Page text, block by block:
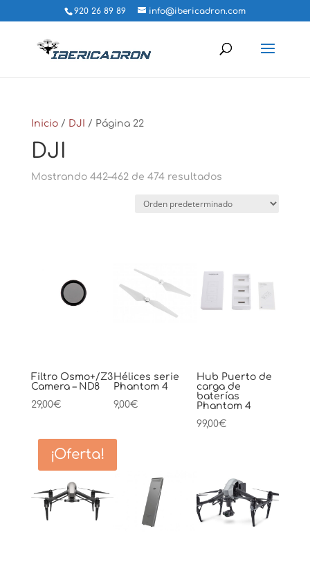
920 26 89 89 info@ibericadron.com
Inicio/ DJI / Página 22
DJI
Mostrando 442–462 de 474 resultados
Filtro Osmo+/Z3
Camera – ND8
29,00€
Hélices serie
Phantom 4
9,00€
Hub Puerto de
carga de
baterías
Phantom 4
99,00€
¡Oferta!